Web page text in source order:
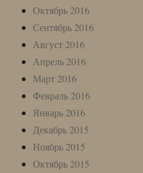
Октябрь 2016
Сентябрь 2016
Август 2016
Апрель 2016
Март 2016
Февраль 2016
Январь 2016
Декабрь 2015
Ноябрь 2015
Октябрь 2015